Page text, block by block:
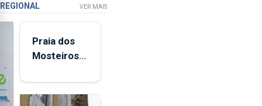
REGIONAL VER MAIS
Praia dos
Mosteiros
banhos
após